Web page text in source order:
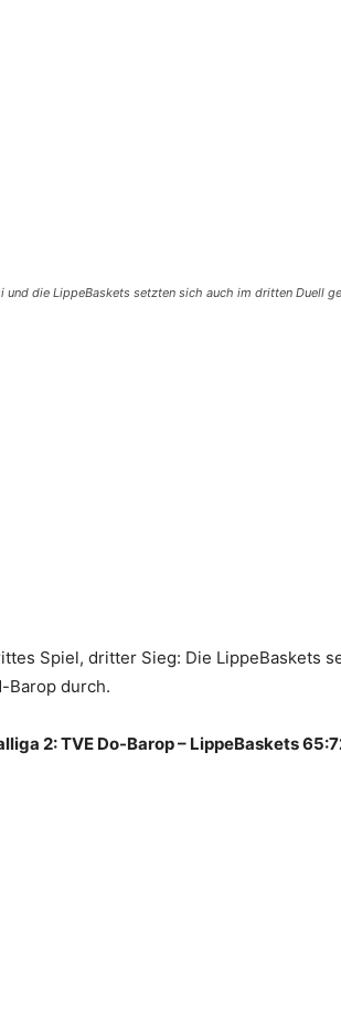
und die LippeBaskets setzten sich auch im dritten Duell
Spiel, dritter Sieg: Die LippeBaskets
Barop durch.
2: TVE Do-Barop – LippeBaskets